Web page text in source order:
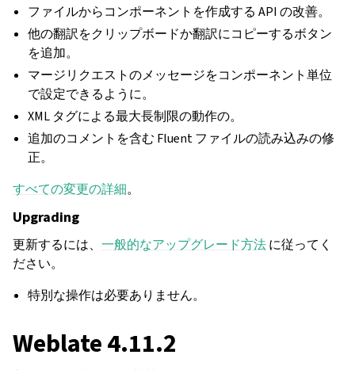
ファイルからコンポーネントを作成する API の改善。
他の翻訳をクリップボードか翻訳にコピーするボタン
を追加。
マージリクエストのメッセージをコンポーネント単位
で設定できるように。
XML タグによる最大長制限の動作の。
追加のコメントを含む Fluent ファイルの読み込みの修
正。
すべての変更の詳細。
Upgrading
更新するには、 一般的なアップグレード方法に従ってく
ださい。
特別な操作は必要ありません。
Weblate 4.11.2